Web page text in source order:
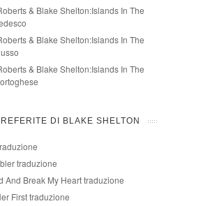
& Blake Shelton:Islands In The
& Blake Shelton:Islands In The
& Blake Shelton:Islands In The
DI BLAKE SHELTON
traduzione
And Break My Heart traduzione
First traduzione